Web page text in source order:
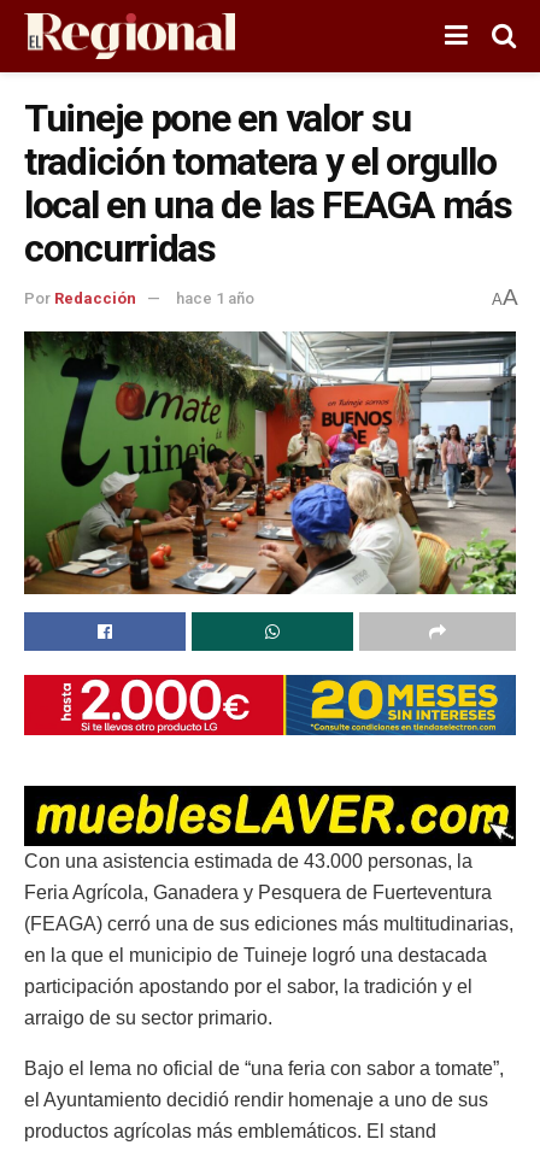
Tuineje pone en valor su
tradición tomatera y el orgullo
local en una de las FEAGA más
concurridas
Por Redacción hace 1 año AA
Con una asistencia estimada de 43.000 personas, la
Feria Agrícola, Ganadera y Pesquera de Fuerteventura
(FEAGA) cerró una de sus ediciones más multitudinarias,
en la que el municipio de Tuineje logró una destacada
participación apostando por el sabor, la tradición y el
arraigo de su sector primario.
Bajo el lema no oficial de “una feria con sabor a tomate”,
el Ayuntamiento decidió rendir homenaje a uno de sus
productos agrícolas más emblemáticos. El stand